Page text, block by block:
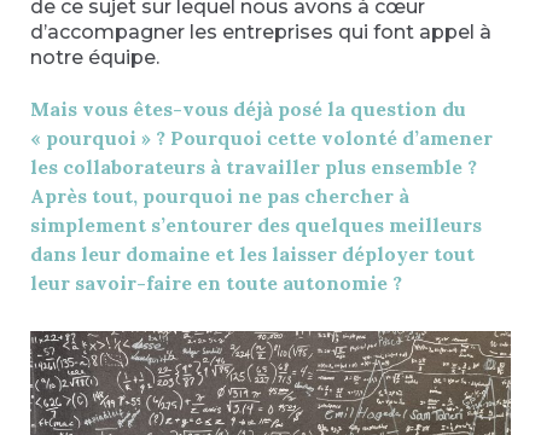
de ce sujet sur lequel nous avons à cœur
d’accompagner les entreprises qui font appel à
notre équipe.
Mais vous êtes-vous déjà posé la question du
« pourquoi » ? Pourquoi cette volonté d’amener
les collaborateurs à travailler plus ensemble ?
Après tout, pourquoi ne pas chercher à
simplement s’entourer des quelques meilleurs
dans leur domaine et les laisser déployer tout
leur savoir-faire en toute autonomie ?